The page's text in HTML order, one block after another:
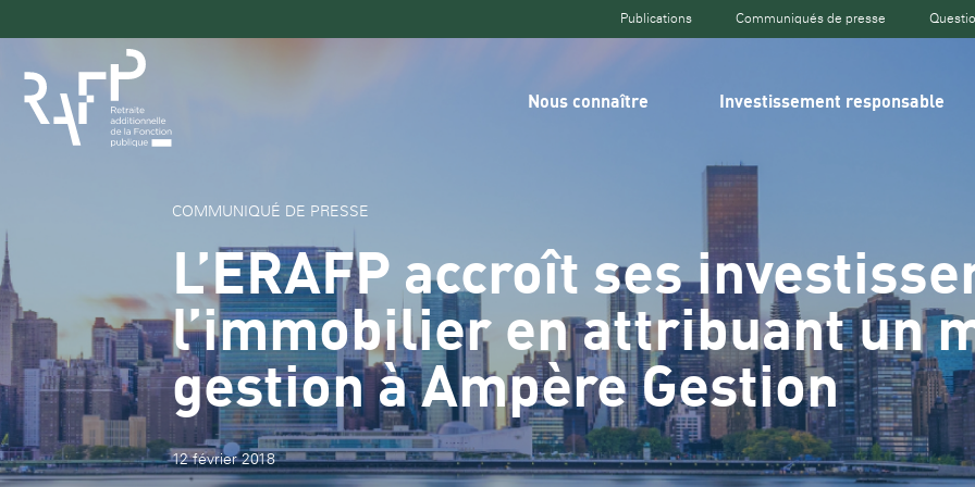
Top
header
Publications Communiqués de presse
Navigation
Nous connaître Investissement responsable
COMMUNIQUÉ DE PRESSE
L’ERAFP accroît ses
l’immobilier en attribuant un
gestion à Ampère Gestion
12 février 2018